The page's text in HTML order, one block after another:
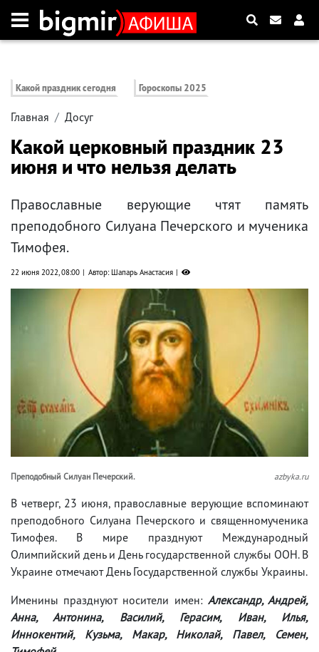
Какой праздник сегодня Гороскопы 2025
Главная Досуг
Какой церковный праздник 23
июня и что нельзя делать
Православные верующие чтят память
преподобного Силуана Печерского и мученика
Тимофея.
22 июня 2022, 08:00 Автор: Шапарь Анастасия
Преподобный Силуан Печерский. azbyka.ru
В четверг, 23 июня, православные верующие вспоминают
преподобного Силуана Печерского и священномученика
Тимофея. В мире празднуют Международный
Олимпийский день и День государственной службы ООН. В
Украине отмечают День Государственной службы Украины.
Именины празднуют носители имен: Александр, Андрей,
Анна, Антонина, Василий, Герасим, Иван, Илья,
Иннокентий, Кузьма, Макар, Николай, Павел, Семен,